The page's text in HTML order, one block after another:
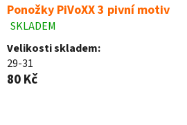
Ponožky PiVoXX 3 pivní motiv
Průměrné
hodnocení
produktu
je
5,0
SKLADEM
Velikosti skladem:
29-31
80 Kč